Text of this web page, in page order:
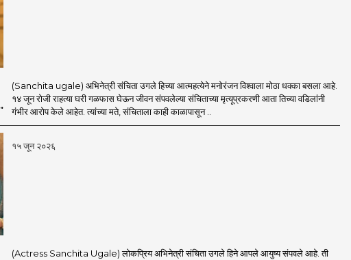
(Sanchita ugale) अभिनेत्री संचिता उगले हिच्या आत्महत्येने मनोरंजन विश्वाला मोठा धक्का बसला आहे.
१४ जून रोजी राहत्या घरी गळफास घेऊन जीवन संपवलेल्या संचिताच्या मृत्यूप्रकरणी आता तिच्या वडिलांनी
गंभीर आरोप केले आहेत. त्यांच्या मते, संचिताला काही काळापासून ..
१५ जून २०२६
(Actress Sanchita Ugale) लोकप्रिय अभिनेत्री संचिता उगले हिने आपले आयुष्य संपवले आहे. ती